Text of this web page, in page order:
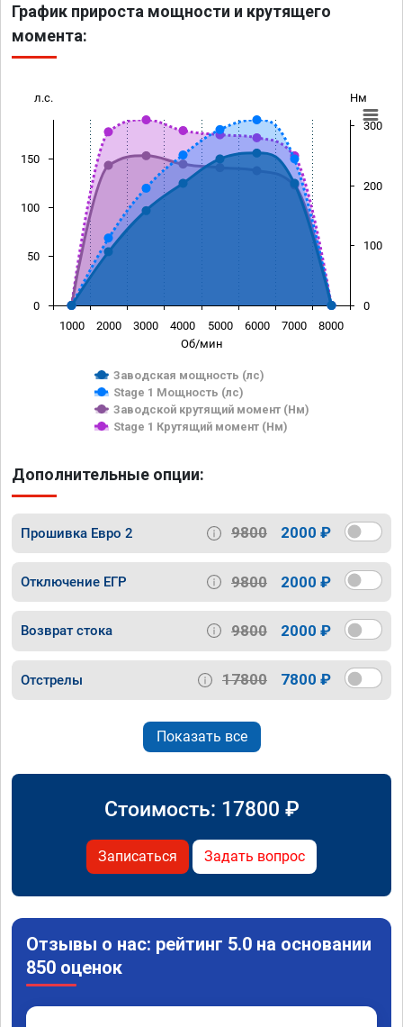
График прироста мощности и крутящего
момента:
Об/мин
л.с. Нм
Заводская мощность (лс)
Stage 1 Мощность (лс)
Заводской крутящий момент (Нм)
Stage 1 Крутящий момент (Нм)
1000 2000 3000 4000 5000 6000 7000 8000
0
50
100
150
0
100
200
300
Дополнительные опции:
Прошивка Евро 2 9800 2000 ₽
Отключение ЕГР 9800 2000 ₽
Возврат стока 9800 2000 ₽
Отстрелы 17800 7800 ₽
Показать все
Стоимость: 17800 ₽
Записаться Задать вопрос
Отзывы о нас: рейтинг 5.0 на основании
850 оценок